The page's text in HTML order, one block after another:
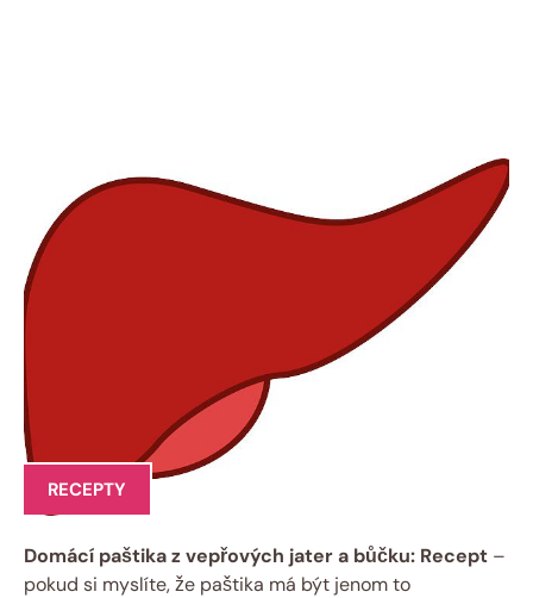
RECEPTY
Domácí paštika z vepřových jater a bůčku: Recept –
pokud si myslíte, že paštika má být jenom to